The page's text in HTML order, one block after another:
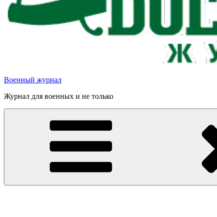
Военный журнал
Журнал для военных и не только